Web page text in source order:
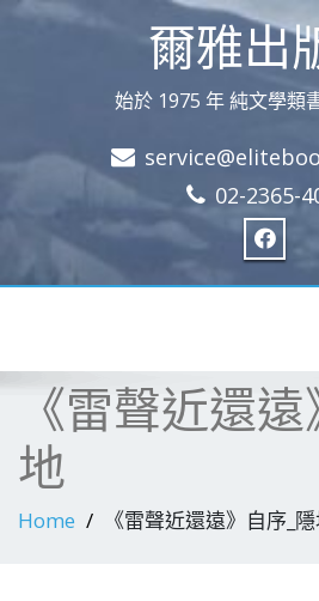
爾雅出
始於 1975 年 純文學類
02-2365-
《雷聲近還
地
Home 《雷聲近還遠》自序_